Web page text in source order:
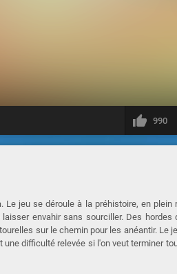
990
jeu se déroule à la préhistoire, en plein
envahir sans sourciller. Des hordes
sur le chemin pour les anéantir. Le
difficulté relevée si l'on veut terminer